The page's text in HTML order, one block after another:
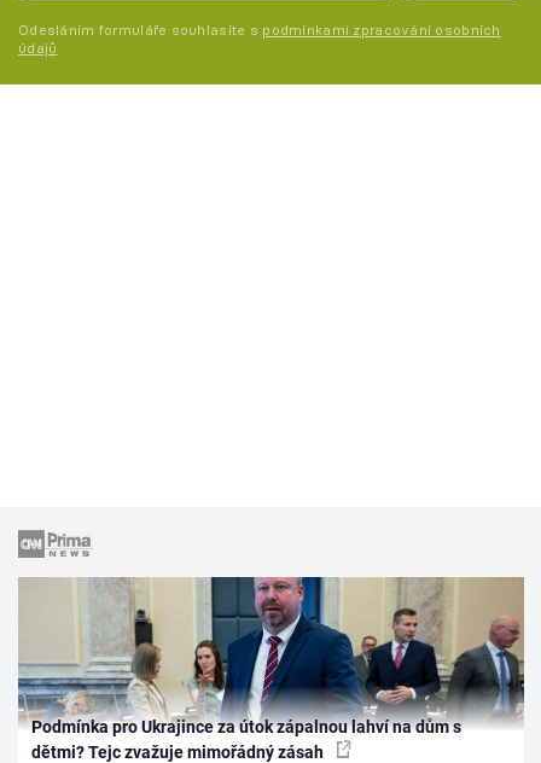
Odesláním formuláře souhlasíte s podmínkami zpracování osobních
údajů
Podmínka pro Ukrajince za útok zápalnou lahví na dům s
dětmi? Tejc zvažuje mimořádný zásah